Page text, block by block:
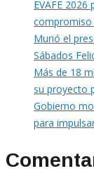
EVAFE
compromiso
Murió el
Sábados
Más de 18
su proyecto
Gobierno
para